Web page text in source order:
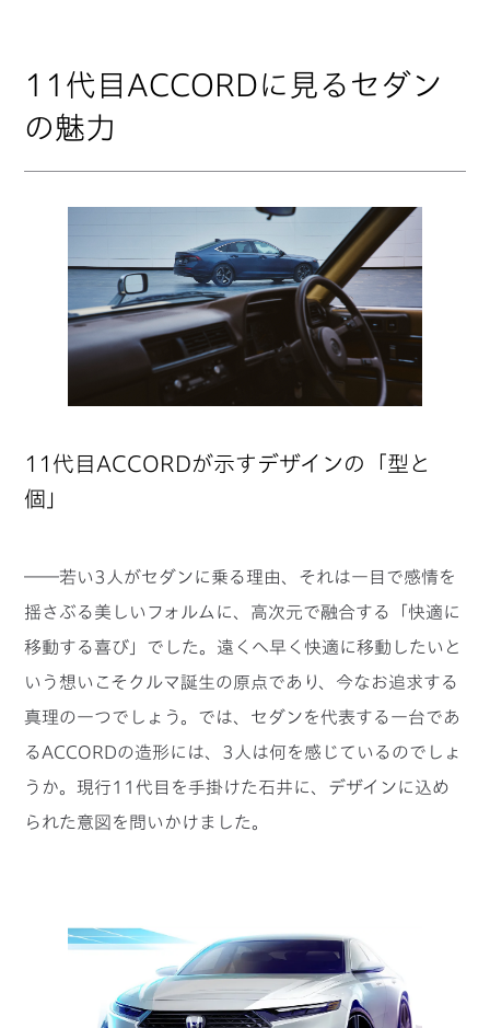
11代目ACCORDに見るセダン
の魅力
11代目ACCORDが示すデザインの「型と
個」
――若い3人がセダンに乗る理由、それは一目で感情を
揺さぶる美しいフォルムに、高次元で融合する「快適に
移動する喜び」でした。遠くへ早く快適に移動したいと
いう想いこそクルマ誕生の原点であり、今なお追求する
真理の一つでしょう。では、セダンを代表する一台であ
るACCORDの造形には、3人は何を感じているのでしょ
うか。現行11代目を手掛けた石井に、デザインに込め
られた意図を問いかけました。